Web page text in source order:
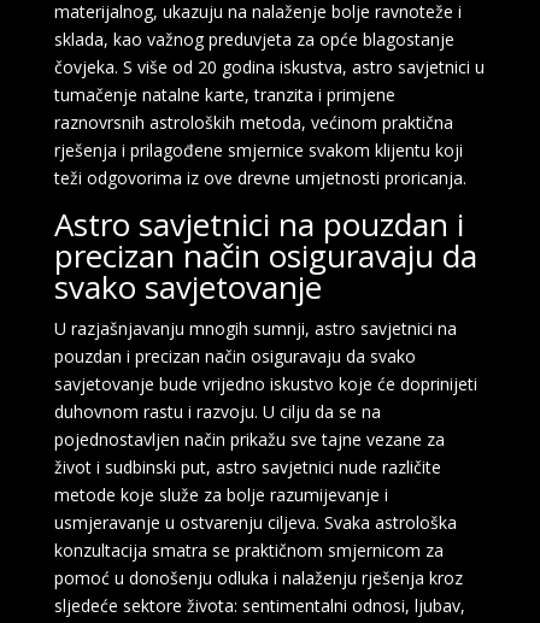
materijalnog, ukazuju na nalaženje bolje ravnoteže i
sklada, kao važnog preduvjeta za opće blagostanje
čovjeka. S više od 20 godina iskustva, astro savjetnici u
tumačenje natalne karte, tranzita i primjene
raznovrsnih astroloških metoda, većinom praktična
rješenja i prilagođene smjernice svakom klijentu koji
teži odgovorima iz ove drevne umjetnosti proricanja.
Astro savjetnici na pouzdan i
precizan način osiguravaju da
svako savjetovanje
U razjašnjavanju mnogih sumnji, astro savjetnici na
pouzdan i precizan način osiguravaju da svako
savjetovanje bude vrijedno iskustvo koje će doprinijeti
duhovnom rastu i razvoju. U cilju da se na
pojednostavljen način prikažu sve tajne vezane za
život i sudbinski put, astro savjetnici nude različite
metode koje služe za bolje razumijevanje i
usmjeravanje u ostvarenju ciljeva. Svaka astrološka
konzultacija smatra se praktičnom smjernicom za
pomoć u donošenju odluka i nalaženju rješenja kroz
sljedeće sektore života: sentimentalni odnosi, ljubav,